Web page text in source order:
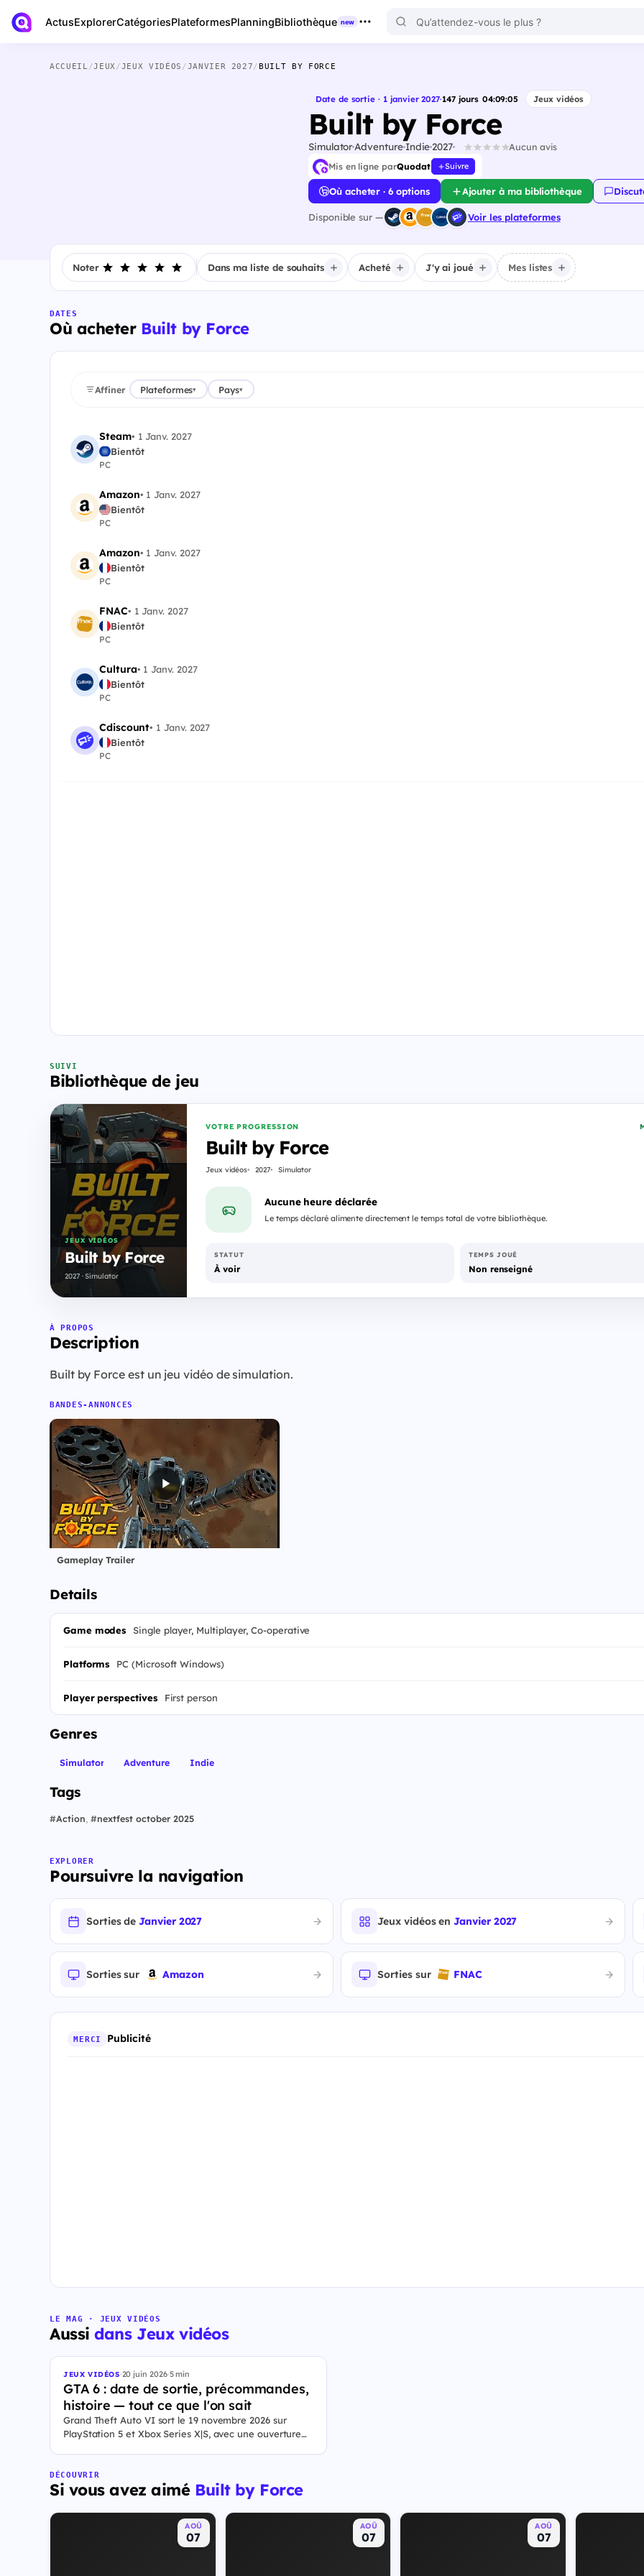
ActusExplorerCatégoriesPlateformesPlanningBibliothèque new
ACCUEIL /JEUX/JEUX VIDÉOS /JANVIER 2027/BUILT BY FORCE
Date de sortie · 1 janvier 2027·147 jours 04:09:04 Jeux vidéos
Built by Force
Simulator AdventureIndie 2027 Aucun avis
Mis en ligne parQuodat Suivre
Où acheter · 6 options Ajouter à ma bibliothèque
Disponible sur — Voir les plateformes
Noter Dans ma liste de souhaits Acheté J'y ai joué Mes listes
DATES
Où acheter Built by Force
Affiner Plateformes▾ Pays▾
Steam• 1 Janv. 2027
Bientôt
PC
Amazon• 1 Janv. 2027
Bientôt
PC
Amazon• 1 Janv. 2027
Bientôt
PC
FNAC• 1 Janv. 2027
Bientôt
PC
Cultura• 1 Janv. 2027
Bientôt
PC
Cdiscount• 1 Janv. 2027
Bientôt
PC
SUIVI
Bibliothèque de jeu
JEUX VIDÉOS
Built by Force
2027 · Simulator
VOTRE PROGRESSION
Built by Force
Jeux vidéos 2027 Simulator
Aucune heure déclarée
Le temps déclaré alimente directement le temps total de votre bibliothèque.
STATUT
À voir
TEMPS JOUÉ
Non renseigné
À PROPOS
Description
Built by Force est un jeu vidéo de simulation.
BANDES-ANNONCES
Gameplay Trailer
Details
Game modes Single player, Multiplayer, Co-operative
Platforms PC (Microsoft Windows)
Player perspectives First person
Genres
Simulator Adventure Indie
Tags
#Action, #nextfest october 2025
EXPLORER
Poursuivre la navigation
Sorties deJanvier 2027 Jeux vidéos enJanvier 2027
Sorties sur Amazon Sorties sur FNAC
MERCI Publicité
LE MAG · JEUX VIDÉOS
Aussidans Jeux vidéos
JEUX VIDÉOS·20 juin 2026·5 min
GTA 6 : date de sortie, précommandes,
histoire — tout ce que l'on sait
Grand Theft Auto VI sort le 19 novembre 2026 sur
PlayStation 5 et Xbox Series X|S, avec une ouverture
City. Il met en scène pour la première fois un duo de
protagonistes jouables, Jason et Lucia, cette dernière
étant la première héroïne jouable d'un GTA principal.
DÉCOUVRIR
Si vous avez aimé Built by Force
AOÛ
07
AOÛ
07
AOÛ
07